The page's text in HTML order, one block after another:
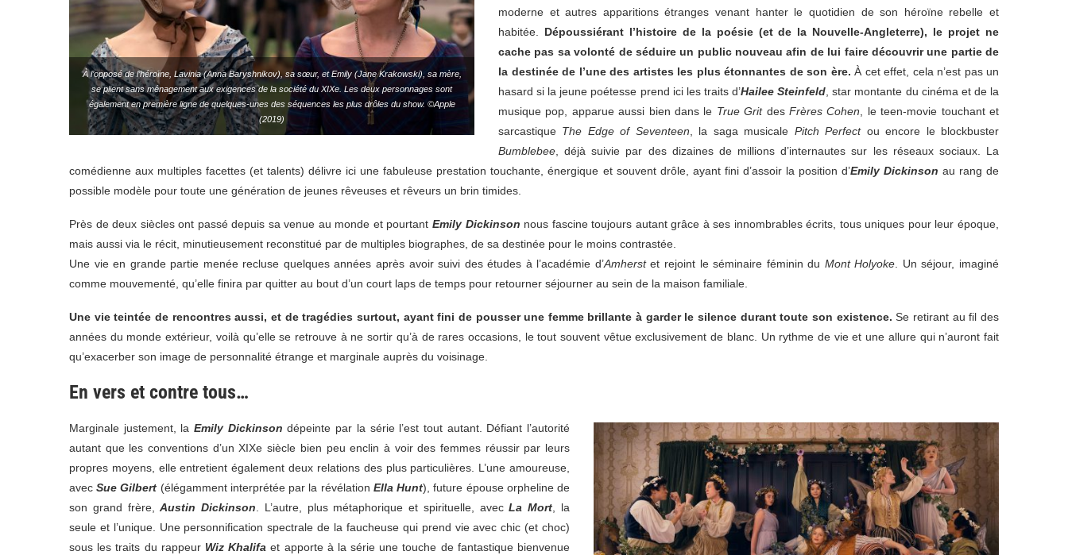
À l’opposé de l’héroïne, Lavinia (Anna Baryshnikov), sa sœur, et Emily (Jane Krakowski), sa mère,
se plient sans ménagement aux exigences de la société du XIXe. Les deux personnages sont
également en première ligne de quelques-unes des séquences les plus drôles du show. ©Apple
(2019)
moderne et autres apparitions étranges venant hanter le quotidien de son héroïne rebelle et
habitée. Dépoussiérant l’histoire de la poésie (et de la Nouvelle-Angleterre), le projet ne
cache pas sa volonté de séduire un public nouveau afin de lui faire découvrir une partie de
la destinée de l’une des artistes les plus étonnantes de son ère. À cet effet, cela n’est pas un
hasard si la jeune poétesse prend ici les traits d’Hailee Steinfeld , star montante du cinéma et de la
musique pop, apparue aussi bien dans le True GritdesFrères Cohen , le teen-movie touchant et
sarcastique The Edge of Seventeen , la saga musicale Pitch Perfectou encore le blockbuster
Bumblebee , déjà suivie par des dizaines de millions d’internautes sur les réseaux sociaux. La
comédienne aux multiples facettes (et talents) délivre ici une fabuleuse prestation touchante, énergique et souvent drôle, ayant fini d’assoir la position d’Emily Dickinson au rang de
possible modèle pour toute une génération de jeunes rêveuses et rêveurs un brin timides.
Près de deux siècles ont passé depuis sa venue au monde et pourtant Emily Dickinson nous fascine toujours autant grâce à ses innombrables écrits, tous uniques pour leur époque,
mais aussi via le récit, minutieusement reconstitué par de multiples biographes, de sa destinée pour le moins contrastée.
Une vie en grande partie menée recluse quelques années après avoir suivi des études à l’académie d’Amherstet rejoint le séminaire féminin du Mont Holyoke . Un séjour, imaginé
comme mouvementé, qu’elle finira par quitter au bout d’un court laps de temps pour retourner séjourner au sein de la maison familiale.
Une vie teintée de rencontres aussi, et de tragédies surtout, ayant fini de pousser une femme brillante à garder le silence durant toute son existence. Se retirant au fil des
années du monde extérieur, voilà qu’elle se retrouve à ne sortir qu’à de rares occasions, le tout souvent vêtue exclusivement de blanc. Un rythme de vie et une allure qui n’auront fait
qu’exacerber son image de personnalité étrange et marginale auprès du voisinage.
En vers et contre tous…
Marginale justement, laEmily Dickinson dépeinte par la série l’est tout autant. Défiant l’autorité
autant que les conventions d’un XIXe siècle bien peu enclin à voir des femmes réussir par leurs
propres moyens, elle entretient également deux relations des plus particulières. L’une amoureuse,
avecSue Gilbert (élégamment interprétée par la révélation Ella Hunt), future épouse orpheline de
son grand frère,Austin Dickinson . L’autre, plus métaphorique et spirituelle, avecLa Mort , la
seule et l’unique. Une personnification spectrale de la faucheuse qui prend vie avec chic (et choc)
sous les traits du rappeur Wiz Khalifa et apporte à la série une touche de fantastique bienvenue